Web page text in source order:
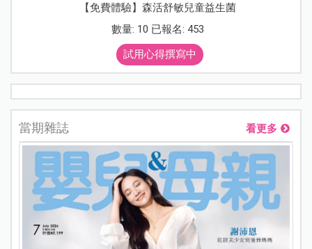
【免費體驗】森活舒敏兒童益生菌
數量: 10 已報名: 453
試用心得撰寫中
當期雜誌 看更多